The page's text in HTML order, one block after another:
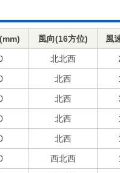
風向(16方位) 風
北北西
北西
北西
北西
北西
西北西